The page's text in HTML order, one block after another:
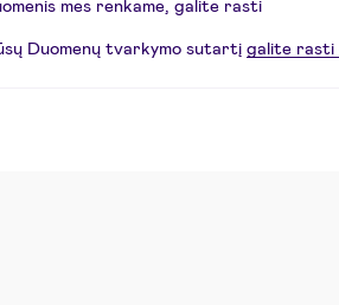
mes renkame, galite rasti
Duomenų tvarkymo sutartį galite rasti